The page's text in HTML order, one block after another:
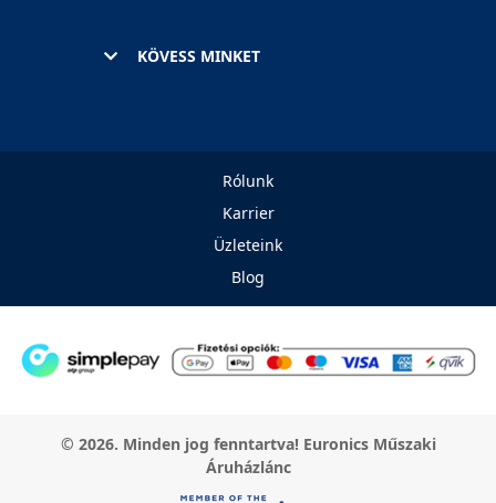
KÖVESS MINKET
Rólunk
Karrier
Üzleteink
Blog
© 2026. Minden jog fenntartva! Euronics Műszaki
Áruházlánc